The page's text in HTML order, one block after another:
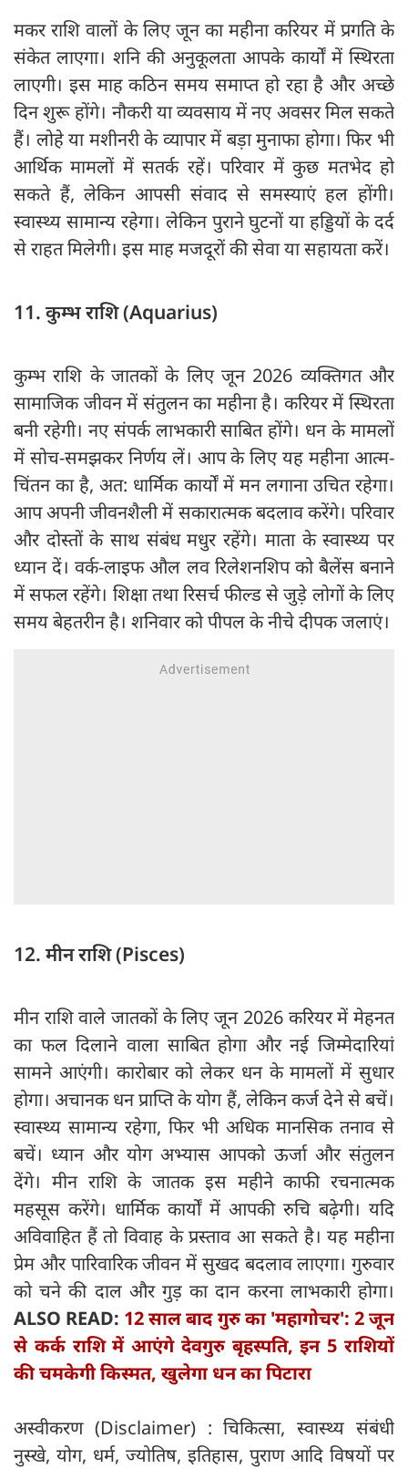
मकर राशि वालों के लिए जून का महीना करियर में प्रगति के
संकेत लाएगा। शनि की अनुकूलता आपके कार्यों में स्थिरता
लाएगी। इस माह कठिन समय समाप्त हो रहा है और अच्छे
दिन शुरू होंगे। नौकरी या व्यवसाय में नए अवसर मिल सकते
हैं। लोहे या मशीनरी के व्यापार में बड़ा मुनाफा होगा। फिर भी
आर्थिक मामलों में सतर्क रहें। परिवार में कुछ मतभेद हो
सकते हैं, लेकिन आपसी संवाद से समस्याएं हल होंगी।
स्वास्थ्य सामान्य रहेगा। लेकिन पुराने घुटनों या हड्डियों के दर्द
से राहत मिलेगी। इस माह मजदूरों की सेवा या सहायता करें।
11. कुम्भ राशि (Aquarius)
कुम्भ राशि के जातकों के लिए जून 2026 व्यक्तिगत और
सामाजिक जीवन में संतुलन का महीना है। करियर में स्थिरता
बनी रहेगी। नए संपर्क लाभकारी साबित होंगे। धन के मामलों
में सोच-समझकर निर्णय लें। आप के लिए यह महीना आत्म-
चिंतन का है, अत: धार्मिक कार्यों में मन लगाना उचित रहेगा।
आप अपनी जीवनशैली में सकारात्मक बदलाव करेंगे। परिवार
और दोस्तों के साथ संबंध मधुर रहेंगे। माता के स्वास्थ्य पर
ध्यान दें। वर्क-लाइफ औल लव रिलेशनशिप को बैलेंस बनाने
में सफल रहेंगे। शिक्षा तथा रिसर्च फील्ड से जुड़े लोगों के लिए
समय बेहतरीन है। शनिवार को पीपल के नीचे दीपक जलाएं।
12. मीन राशि (Pisces)
मीन राशि वाले जातकों के लिए जून 2026 करियर में मेहनत
का फल दिलाने वाला साबित होगा और नई जिम्मेदारियां
सामने आएंगी। कारोबार को लेकर धन के मामलों में सुधार
होगा। अचानक धन प्राप्ति के योग हैं, लेकिन कर्ज देने से बचें।
स्वास्थ्य सामान्य रहेगा, फिर भी अधिक मानसिक तनाव से
बचें। ध्यान और योग अभ्यास आपको ऊर्जा और संतुलन
देंगे। मीन राशि के जातक इस महीने काफी रचनात्मक
महसूस करेंगे। धार्मिक कार्यों में आपकी रुचि बढ़ेगी। यदि
अविवाहित हैं तो विवाह के प्रस्ताव आ सकते है। यह महीना
प्रेम और पारिवारिक जीवन में सुखद बदलाव लाएगा। गुरुवार
को चने की दाल और गुड़ का दान करना लाभकारी होगा।
ALSO READ: 12 साल बाद गुरु का 'महागोचर': 2 जून
से कर्क राशि में आएंगे देवगुरु बृहस्पति, इन 5 राशियों
की चमकेगी किस्मत, खुलेगा धन का पिटारा
अस्वीकरण (Disclaimer) : चिकित्सा, स्वास्थ्य संबंधी
नुस्खे, योग, धर्म, ज्योतिष, इतिहास, पुराण आदि विषयों पर